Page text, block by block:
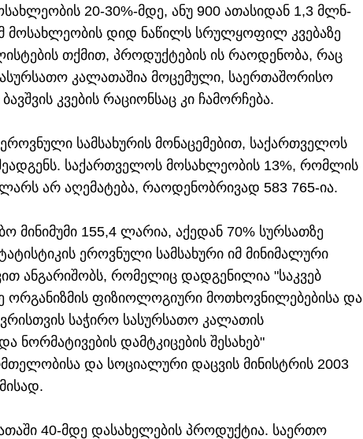
20-30%-მდე, ანუ 900 ათასიდან 1,3 მლნ-
მოსახლეობის დიდ ნაწილს სრულყოფილ კვებაზე
თქმით, პროდუქტების ის რაოდენობა, რაც
კალათაშია მოცემული, საერთაშორისო
კვების რაციონსაც კი ჩამორჩება.
სამსახურის მონაცემებით, საქართველოს
საქართველოს მოსახლეობის 13%, რომლის
არ აღემატება, რაოდენობრივად 583 765-ია.
მინიმუმი 155,4 ლარია, აქედან 70% სურსათზე
ეროვნული სამსახური იმ მინიმალური
ანგარიშობს, რომელიც დადგენილია "საკვებ
ორგანიზმის ფიზიოლოგიური მოთხოვნილებებისა და
საჭირო სასურსათო კალათის
ნორმატივების დამტკიცების შესახებ"
და სოციალური დაცვის მინისტრის 2003
40-მდე დასახელების პროდუქტია. საერთო